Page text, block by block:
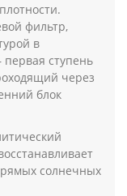
фильтр,
в
ступень
через
блок
солнечных